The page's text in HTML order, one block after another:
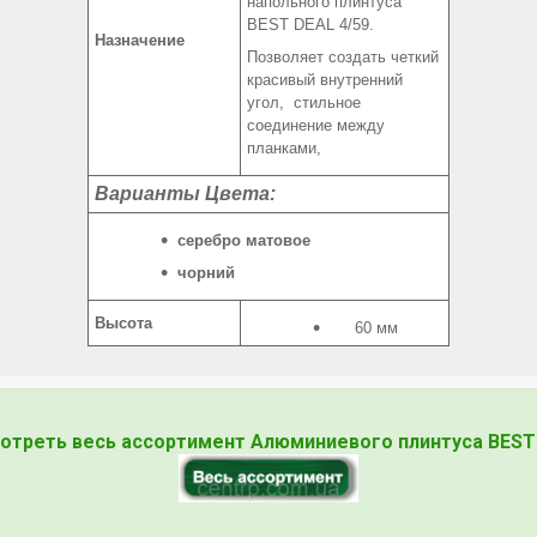
Назначение
BEST DEAL 4/59.
Позволяет создать четкий
красивый внутренний
угол, стильное
соединение между
планками,
Варианты Цвета:
серебро матовое
чорний
Высота 60 мм
весь ассортимент Алюминиевого плинтуса